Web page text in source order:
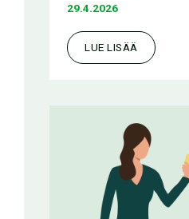
29.4.2026
LUE LISÄÄ